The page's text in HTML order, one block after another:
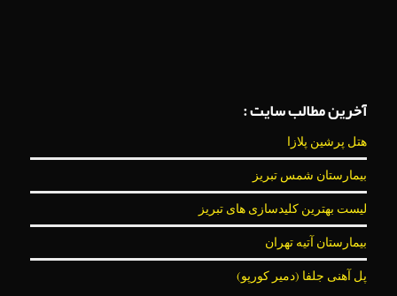
آخرین مطالب سایت :
هتل پرشین پلازا
بیمارستان شمس تبریز
لیست بهترین کلیدسازی های تبریز
بیمارستان آتیه تهران
پل آهنی جلفا (دمیر کورپو)